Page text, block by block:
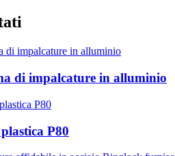
di impalcature in alluminio
P80